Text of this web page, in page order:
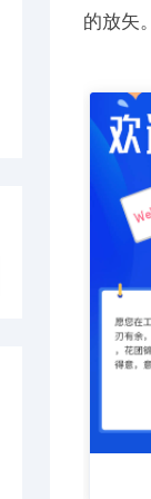
的放矢